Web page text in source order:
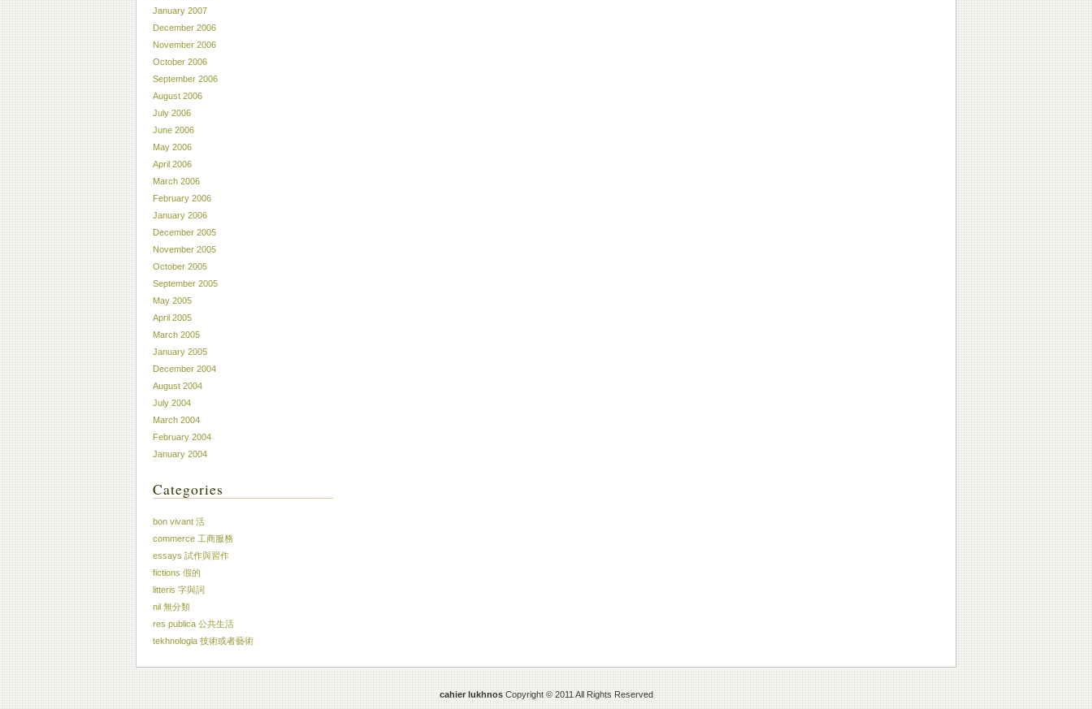
January 2007
December 2006
November 2006
October 2006
September 2006
August 2006
July 2006
June 2006
May 2006
April 2006
March 2006
February 2006
January 2006
December 2005
November 2005
October 2005
September 2005
May 2005
April 2005
March 2005
January 2005
December 2004
August 2004
July 2004
March 2004
February 2004
January 2004
Categories
bon vivant 活
commerce 工商服務
essays 試作與習作
fictions 假的
litteris 字與詞
nil 無分類
res publica 公共生活
tekhnologia 技術或者藝術
cahier lukhnosCopyright © 2011 All Rights Reserved